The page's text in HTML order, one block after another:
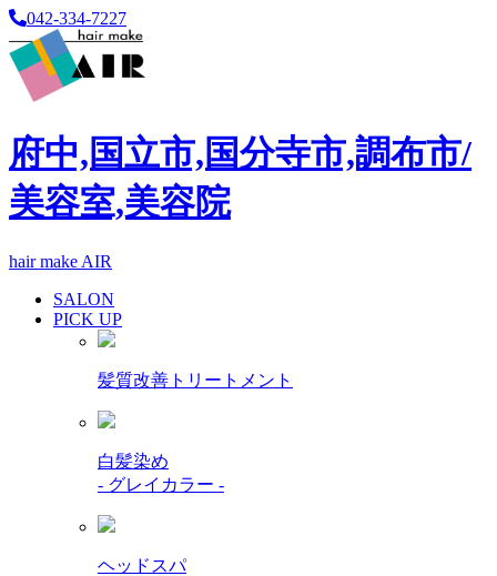
042-334-7227
府中,国立市,国分寺市,調布市/
美容室,美容院
hair make AIR
SALON
PICK UP
髪質改善トリートメント
白髪染め
- グレイカラー -
ヘッドスパ